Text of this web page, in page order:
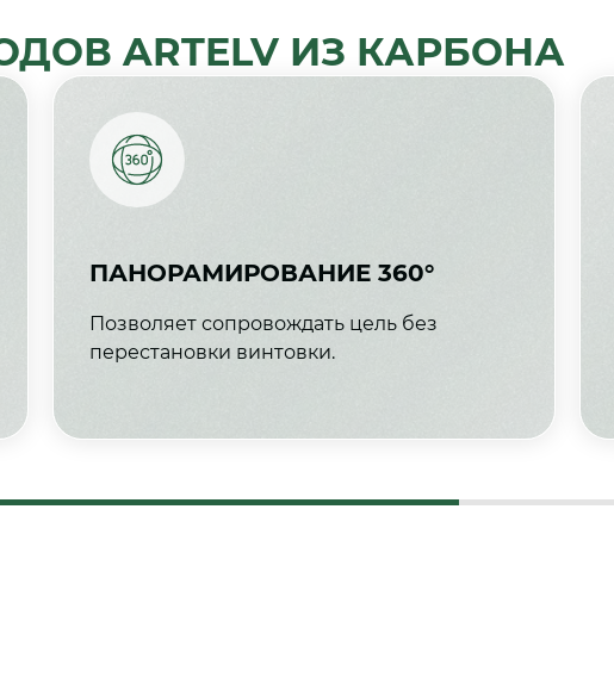
ARTELV ИЗ КАРБОНА
ПАНОРАМИРОВАНИЕ 360°
Позволяет сопровождать цель без
перестановки винтовки.